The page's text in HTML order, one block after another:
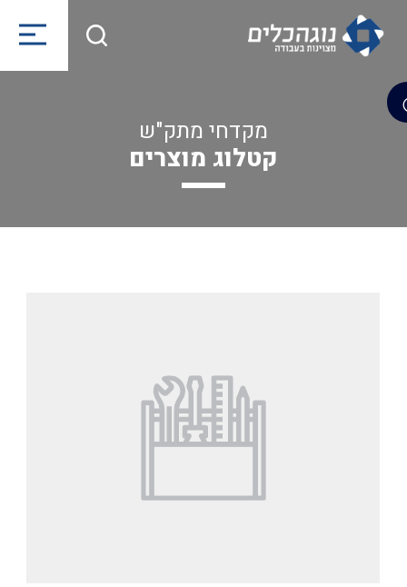
מקדחי מתק"ש
קטלוג מוצרים